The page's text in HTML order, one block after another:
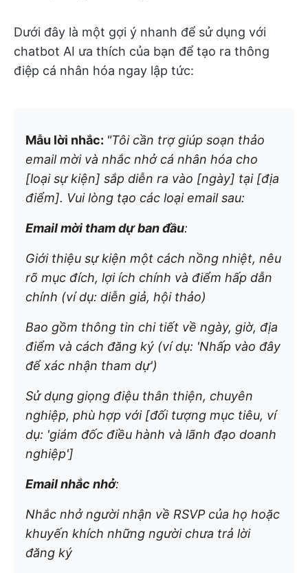
Dưới đây là một gợi ý nhanh để sử dụng với
chatbot AI ưa thích của bạn để tạo ra thông
điệp cá nhân hóa ngay lập tức:
Mẫu lời nhắc: "Tôi cần trợ giúp soạn thảo
email mời và nhắc nhở cá nhân hóa cho
[loại sự kiện] sắp diễn ra vào [ngày] tại [địa
điểm]. Vui lòng tạo các loại email sau:
Email mời tham dự ban đầu:
Giới thiệu sự kiện một cách nồng nhiệt, nêu
rõ mục đích, lợi ích chính và điểm hấp dẫn
chính (ví dụ: diễn giả, hội thảo)
Bao gồm thông tin chi tiết về ngày, giờ, địa
điểm và cách đăng ký (ví dụ: 'Nhấp vào đây
để xác nhận tham dự')
Sử dụng giọng điệu thân thiện, chuyên
nghiệp, phù hợp với [đối tượng mục tiêu, ví
dụ: 'giám đốc điều hành và lãnh đạo doanh
nghiệp']
Email nhắc nhở:
Nhắc nhở người nhận về RSVP của họ hoặc
khuyến khích những người chưa trả lời
đăng ký